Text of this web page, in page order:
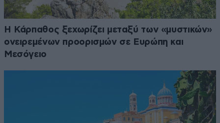
Η Κάρπαθος ξεχωρίζει μεταξύ των «μυστικών»
ονειρεμένων προορισμών σε Ευρώπη και
Μεσόγειο